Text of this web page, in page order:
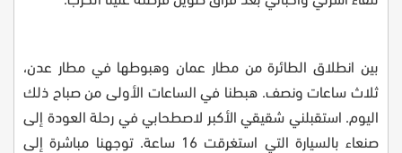
بين انطلاق الطائرة من مطار عمان وهبوطها في مطار عدن،
ثلاث ساعات ونصف. هبطنا في الساعات الأولى من صباح ذلك
اليوم. استقبلني شقيقي الأكبر لاصطحابي في رحلة العودة إلى
صنعاء بالسيارة التي استغرقت 16 ساعة. توجهنا مباشرة إلى